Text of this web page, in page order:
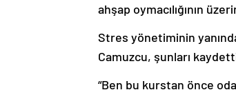
ahşap oymacılığının
Stres yönetiminin
Camuzcu, şunları
“Ben bu kurstan önce